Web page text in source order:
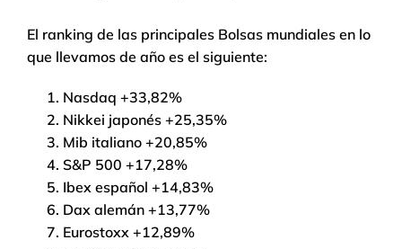
El ranking de las principales Bolsas mundiales en lo
que llevamos de año es el siguiente:
Nasdaq +33,82%
Nikkei japonés +25,35%
Mib italiano +20,85%
S&P 500 +17,28%
Ibex español +14,83%
Dax alemán +13,77%
Eurostoxx +12,89%